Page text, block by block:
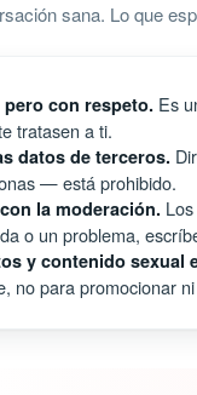
sana. Lo que
con respeto. Es
tratasen a ti.
datos de terceros.
— está prohibido.
la moderación.
o un problema,
y contenido sexual
no para promocionar